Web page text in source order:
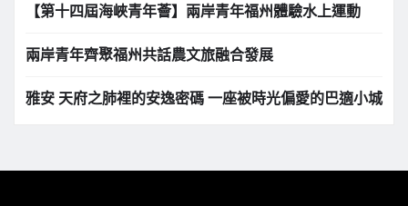
【第十四屆海峽青年薈】兩岸青年福州體驗水上運動
兩岸青年齊聚福州共話農文旅融合發展
雅安 天府之肺裡的安逸密碼 一座被時光偏愛的巴適小城